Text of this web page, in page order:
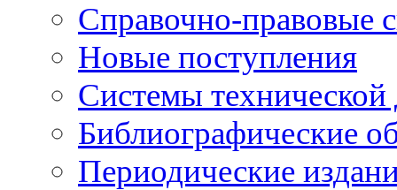
Справочно-правовые
Новые поступления
Cистемы
Библиографические
Периодические